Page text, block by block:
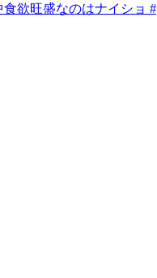
欲旺盛なのはナイショ #